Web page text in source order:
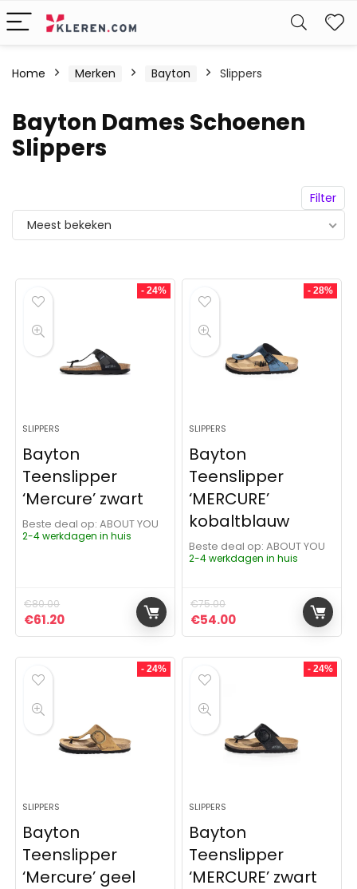
Home Merken Bayton Slippers
Bayton Dames Schoenen
Slippers
Filter
Meest bekeken
- 24%
SLIPPERS
Bayton
Teenslipper
‘Mercure’ zwart
Beste deal op:
ABOUT YOU
2-4 werkdagen in huis
€80.00
Oorspronkelijke prijs was: €80.00.
€61.20Huidige prijs is: €61.20.
- 28%
SLIPPERS
Bayton
Teenslipper
‘MERCURE’
kobaltblauw
Beste deal op:
ABOUT YOU
2-4 werkdagen in huis
€75.00
Oorspronkelijke prijs was:
€54.00Huidige prijs is:
- 24%
SLIPPERS
Bayton
Teenslipper
‘Mercure’ geel
- 24%
SLIPPERS
Bayton
Teenslipper
‘MERCURE’ zwart